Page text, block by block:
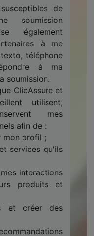
de
soumission
également
à me
téléphone
à ma
soumission.
ClicAssure et
utilisent,
mes
afin de :
mon profil ;
services qu'ils
interactions
produits et
et créer des